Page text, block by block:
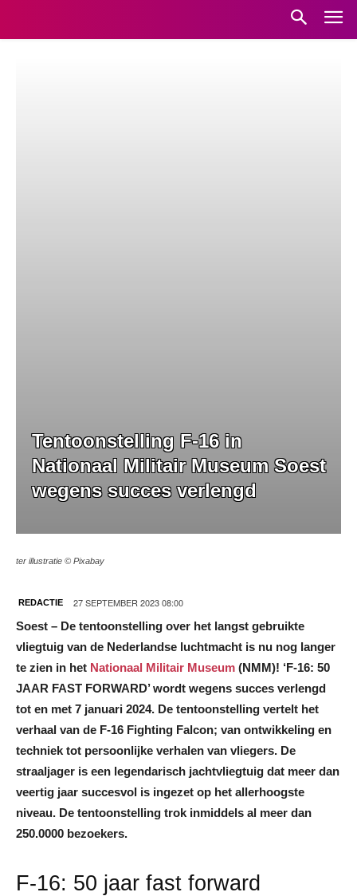
Tentoonstelling F-16 in
Nationaal Militair Museum Soest
wegens succes verlengd
ter illustratie © Pixabay
REDACTIE 27 SEPTEMBER 2023 08:00
Soest – De tentoonstelling over het langst gebruikte
vliegtuig van de Nederlandse luchtmacht is nu nog langer
te zien in het Nationaal Militair Museum (NMM)! ‘F-16: 50
JAAR FAST FORWARD’ wordt wegens succes verlengd
tot en met 7 januari 2024. De tentoonstelling vertelt het
verhaal van de F-16 Fighting Falcon; van ontwikkeling en
techniek tot persoonlijke verhalen van vliegers. De
straaljager is een legendarisch jachtvliegtuig dat meer dan
veertig jaar succesvol is ingezet op het allerhoogste
niveau. De tentoonstelling trok inmiddels al meer dan
250.0000 bezoekers.
F-16: 50 jaar fast forward